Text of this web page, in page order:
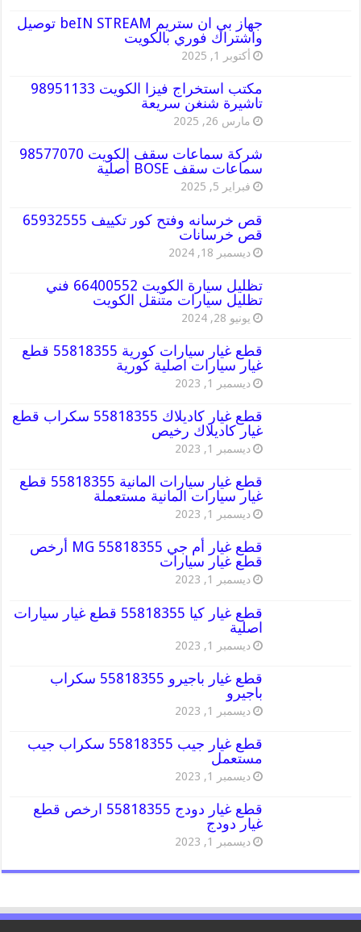
جهاز بي ان ستريم beIN STREAM توصيل
واشتراك فوري بالكويت
أكتوبر 1, 2025
مكتب استخراج فيزا الكويت 98951133
تاشيرة شنغن سريعة
مارس 26, 2025
شركة سماعات سقف الكويت 98577070
سماعات سقف BOSE أصلية
فبراير 5, 2025
قص خرسانه وفتح كور تكييف 65932555
قص خرسانات
ديسمبر 18, 2024
تظليل سيارة الكويت 66400552 فني
تظليل سيارات متنقل الكويت
يونيو 28, 2024
قطع غيار سيارات كورية 55818355 قطع
غيار سيارات اصلية كورية
ديسمبر 1, 2023
قطع غيار كاديلاك 55818355 سكراب قطع
غيار كاديلاك رخيص
ديسمبر 1, 2023
قطع غيار سيارات المانية 55818355 قطع
غيار سيارات المانية مستعملة
ديسمبر 1, 2023
قطع غيار أم جي MG 55818355 أرخص
قطع غيار سيارات
ديسمبر 1, 2023
قطع غيار كيا 55818355 قطع غيار سيارات
اصلية
ديسمبر 1, 2023
قطع غيار باجيرو 55818355 سكراب
باجيرو
ديسمبر 1, 2023
قطع غيار جيب 55818355 سكراب جيب
مستعمل
ديسمبر 1, 2023
قطع غيار دودج 55818355 ارخص قطع
غيار دودج
ديسمبر 1, 2023